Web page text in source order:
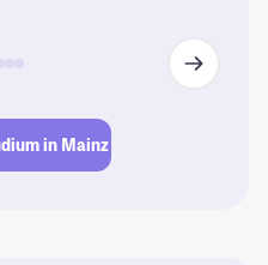
in Mainz